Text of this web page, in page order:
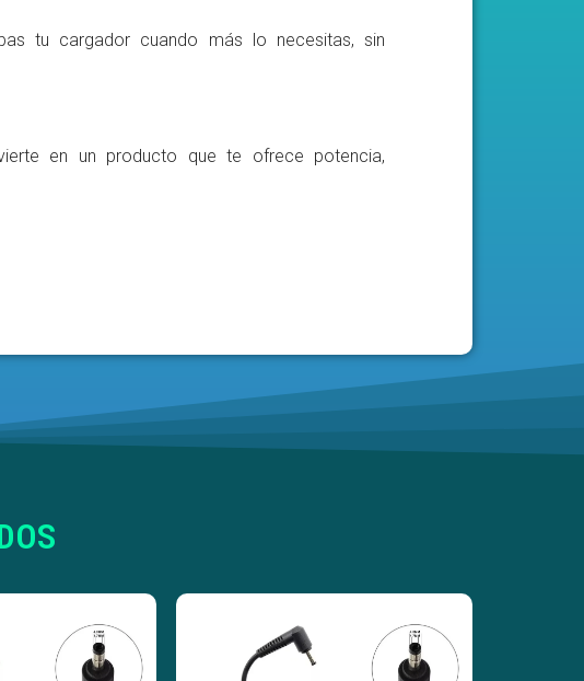
tu cargador cuando más lo necesitas, sin
en un producto que te ofrece potencia,